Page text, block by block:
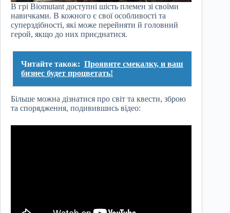
В грі Biomutant доступні шість племен зі своїми
навичками. В кожного є свої особливості та
суперздібності, які може перейняти й головний
герой, якщо до них приєднатися.
Читайте також: Проявите смекалку, и ваш
бизнес будет процветать!
Більше можна дізнатися про світ та квести, зброю
та спорядження, подивившись відео: